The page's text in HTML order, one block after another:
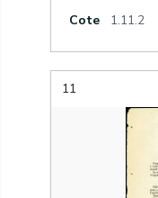
Cote
1.11.2
11